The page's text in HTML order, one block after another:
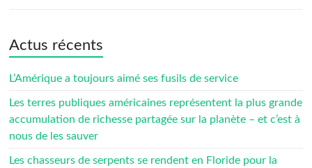
Actus récents
L’Amérique a toujours aimé ses fusils de service
Les terres publiques américaines représentent la plus grande
accumulation de richesse partagée sur la planète – et c’est à
nous de les sauver
Les chasseurs de serpents se rendent en Floride pour la